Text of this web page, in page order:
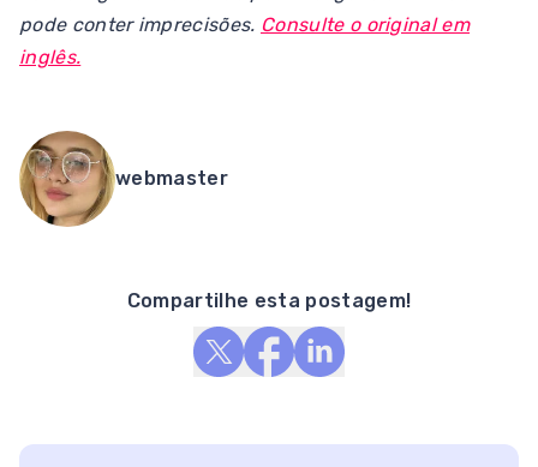
pode conter imprecisões. Consulte o original em
inglês.
webmaster
Compartilhe esta postagem!